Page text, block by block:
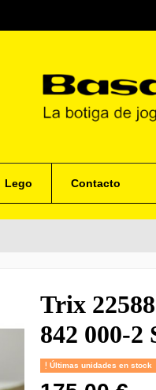
Lego Contacto
Trix
842 000-2
Últimas unidades en stock